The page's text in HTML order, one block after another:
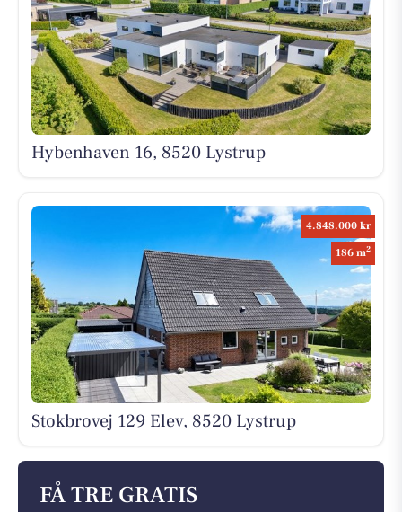
Hybenhaven 16, 8520 Lystrup
4.848.000 kr
186 m2
Stokbrovej 129 Elev, 8520 Lystrup
FÅ TRE GRATIS